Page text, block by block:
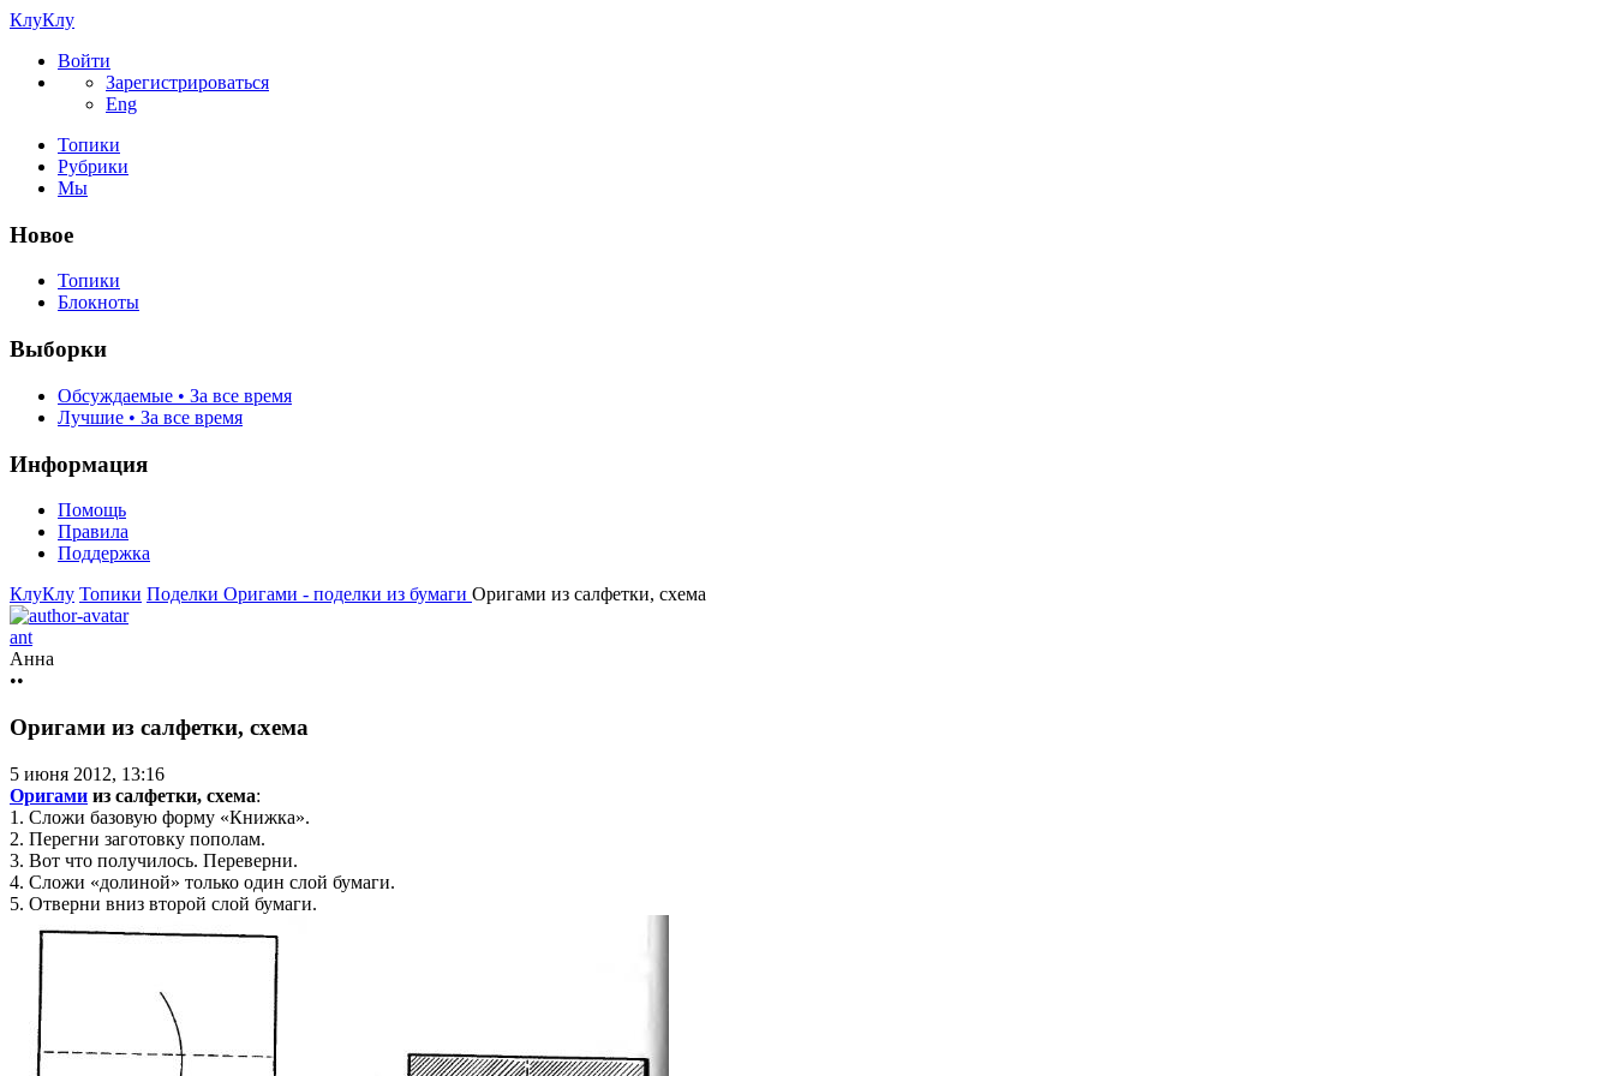
КлуКлу
Войти
Зарегистрироваться
Eng
Топики
Рубрики
Мы
Новое
Топики
Блокноты
Выборки
Обсуждаемые • За все время
Лучшие • За все время
Информация
Помощь
Правила
Поддержка
КлуКлу Топики Поделки Оригами - поделки из бумаги Оригами из салфетки, схема
ant
Анна
••
Оригами из салфетки, схема
5 июня 2012, 13:16
Оригами из салфетки, схема:
1. Сложи базовую форму «Книжка».
2. Перегни заготовку пополам.
3. Вот что получилось. Переверни.
4. Сложи «долиной» только один слой бумаги.
5. Отверни вниз второй слой бумаги.